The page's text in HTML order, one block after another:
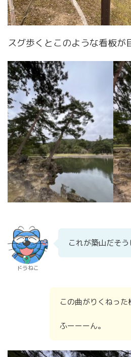
スグ歩くとこのような看板が
ドラねこ
これが築山だそう
この曲がりくねった
ふーーーん。